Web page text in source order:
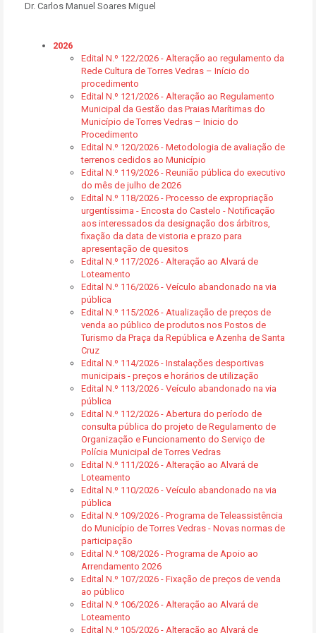
Dr. Carlos Manuel Soares Miguel
2026
Edital N.º 122/2026 - Alteração ao regulamento da
Rede Cultura de Torres Vedras – Início do
procedimento
Edital N.º 121/2026 - Alteração ao Regulamento
Municipal da Gestão das Praias Marítimas do
Município de Torres Vedras – Inicio do
Procedimento
Edital N.º 120/2026 - Metodologia de avaliação de
terrenos cedidos ao Município
Edital N.º 119/2026 - Reunião pública do executivo
do mês de julho de 2026
Edital N.º 118/2026 - Processo de expropriação
urgentíssima - Encosta do Castelo - Notificação
aos interessados da designação dos árbitros,
fixação da data de vistoria e prazo para
apresentação de quesitos
Edital N.º 117/2026 - Alteração ao Alvará de
Loteamento
Edital N.º 116/2026 - Veículo abandonado na via
pública
Edital N.º 115/2026 - Atualização de preços de
venda ao público de produtos nos Postos de
Turismo da Praça da República e Azenha de Santa
Cruz
Edital N.º 114/2026 - Instalações desportivas
municipais - preços e horários de utilização
Edital N.º 113/2026 - Veículo abandonado na via
pública
Edital N.º 112/2026 - Abertura do período de
consulta pública do projeto de Regulamento de
Organização e Funcionamento do Serviço de
Polícia Municipal de Torres Vedras
Edital N.º 111/2026 - Alteração ao Alvará de
Loteamento
Edital N.º 110/2026 - Veículo abandonado na via
pública
Edital N.º 109/2026 - Programa de Teleassistência
do Município de Torres Vedras - Novas normas de
participação
Edital N.º 108/2026 - Programa de Apoio ao
Arrendamento 2026
Edital N.º 107/2026 - Fixação de preços de venda
ao público
Edital N.º 106/2026 - Alteração ao Alvará de
Loteamento
Edital N.º 105/2026 - Alteração ao Alvará de